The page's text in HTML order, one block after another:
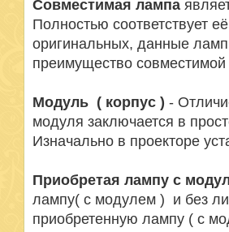
Совместимая лампа
Полностью соответствует
оригинальных, данные
преимущество
Модуль ( корпус ) -
модуля заключается в
Изначально в проекторе
Приобретая лампу с
лампу( с модулем ) и без
приобретенную лампу ( с